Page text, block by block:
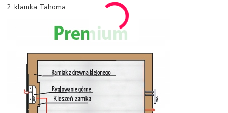
2. klamka Tahoma